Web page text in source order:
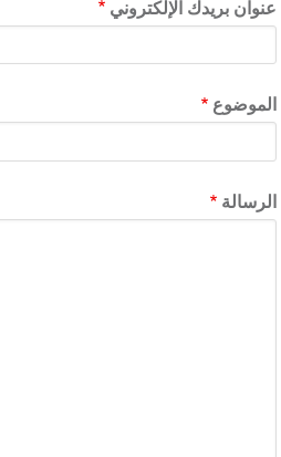
عنوان بريدك الإلكتروني
الموضوع
الرسالة